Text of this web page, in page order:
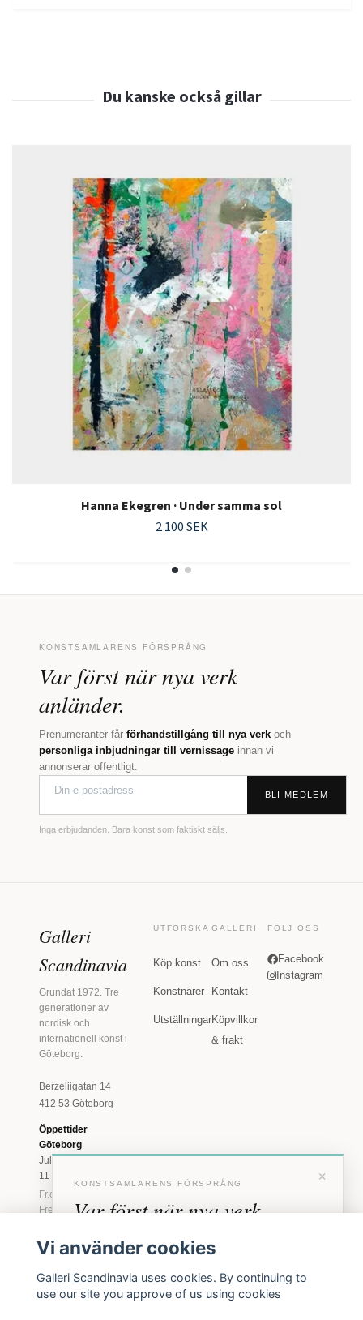
Hanna Ekegren · Under samma sol
2 100 SEK
KONSTSAMLARENS FÖRSPRÅNG
Var först när nya verk
anländer.
Prenumeranter får förhandstillgång till nya verk och
personliga inbjudningar till vernissage innan vi
annonserar offentligt.
BLI MEDLEM
Inga erbjudanden. Bara konst som faktiskt säljs.
Galleri
Scandinavia
Grundat 1972. Tre
generationer av
nordisk och
internationell konst i
Göteborg.
Berzeliigatan 14
412 53 Göteborg
Öppettider
Göteborg
Juli: Tis 11-18 · Lör
11-16
Fr.o.m. augusti: Tis-
Fre 11-18 · Lör 11-
Marstrand
2026
Tis-Fre 11-18 ·
UTFORSKA
Köp konst
Konstnärer
Utställningar
GALLERI
Om oss
Kontakt
Köpvillkor
& frakt
FÖLJ OSS
Facebook
Instagram
×
KONSTSAMLARENS FÖRSPRÅNG
Var först när nya verk
anländer
inbjudningar till vernissage, innan vi annonserar
offentligt.
Vi använder cookies
Galleri Scandinavia uses cookies. By continuing to
use our site you approve of us using cookies